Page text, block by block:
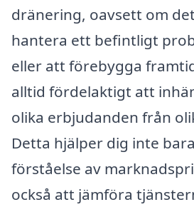
dränering, oavsett om
hantera ett befintligt
eller att förebygga
alltid fördelaktigt att
olika erbjudanden från
Detta hjälper dig inte
förståelse av
också att jämföra